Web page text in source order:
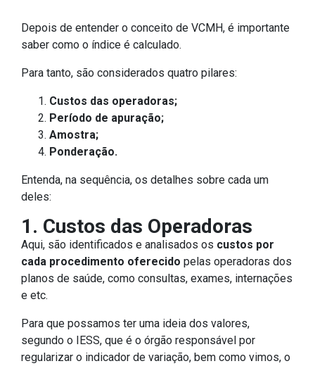
Depois de entender o conceito de VCMH, é importante
saber como o índice é calculado.
Para tanto, são considerados quatro pilares:
Custos das operadoras;
Período de apuração;
Amostra;
Ponderação.
Entenda, na sequência, os detalhes sobre cada um
deles:
1. Custos das Operadoras
Aqui, são identificados e analisados os custos por
cada procedimento oferecido pelas operadoras dos
planos de saúde, como consultas, exames, internações
e etc.
Para que possamos ter uma ideia dos valores,
segundo o IESS, que é o órgão responsável por
regularizar o indicador de variação, bem como vimos, o